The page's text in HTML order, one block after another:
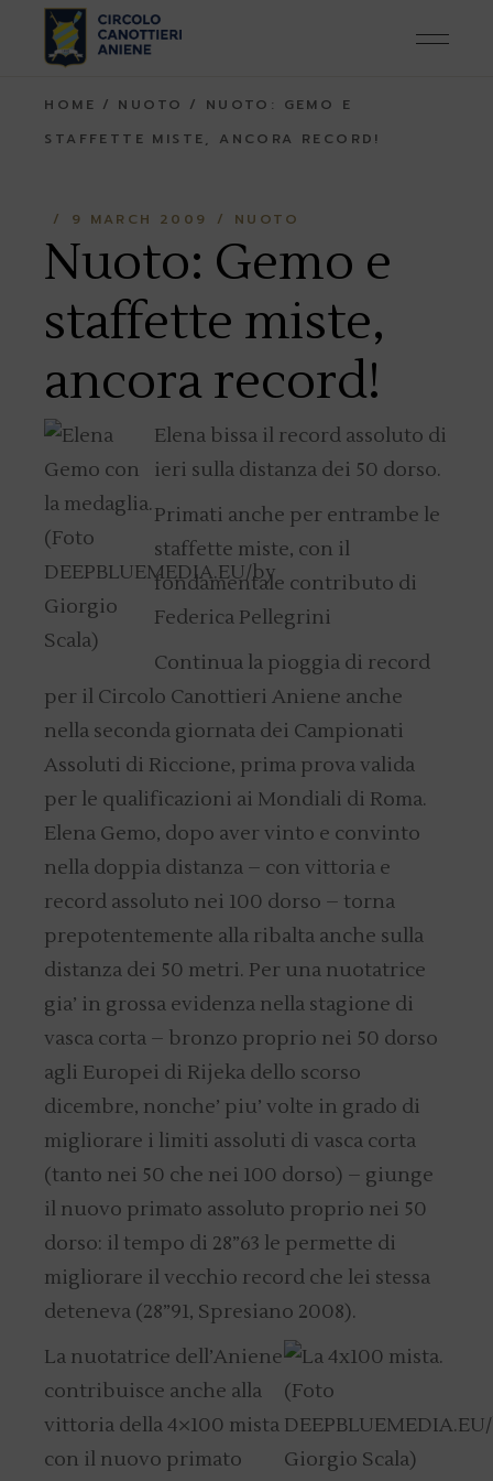
content
HOME NUOTO
NUOTO: GEMO E
STAFFETTE MISTE, ANCORA RECORD!
9 MARCH 2009 NUOTO
Nuoto: Gemo e
staffette miste,
ancora record!
Elena bissa il record assoluto di
ieri sulla distanza dei 50 dorso.
Primati anche per entrambe le
staffette miste, con il
fondamentale contributo di
Federica Pellegrini
Continua la pioggia di record
per il Circolo Canottieri Aniene anche
nella seconda giornata dei Campionati
Assoluti di Riccione, prima prova valida
per le qualificazioni ai Mondiali di Roma.
Elena Gemo, dopo aver vinto e convinto
nella doppia distanza – con vittoria e
record assoluto nei 100 dorso – torna
prepotentemente alla ribalta anche sulla
distanza dei 50 metri. Per una nuotatrice
gia’ in grossa evidenza nella stagione di
vasca corta – bronzo proprio nei 50 dorso
agli Europei di Rijeka dello scorso
dicembre, nonche’ piu’ volte in grado di
migliorare i limiti assoluti di vasca corta
(tanto nei 50 che nei 100 dorso) – giunge
il nuovo primato assoluto proprio nei 50
dorso: il tempo di 28”63 le permette di
migliorare il vecchio record che lei stessa
deteneva (28”91, Spresiano 2008).
La nuotatrice dell’Aniene
contribuisce anche alla
vittoria della 4×100 mista
con il nuovo primato